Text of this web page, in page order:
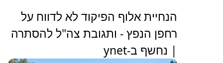
הנחיית אלוף הפיקוד לא לדווח על
רחפן הנפץ - ותגובת צה"ל להסתרה
| נחשף ב-ynet